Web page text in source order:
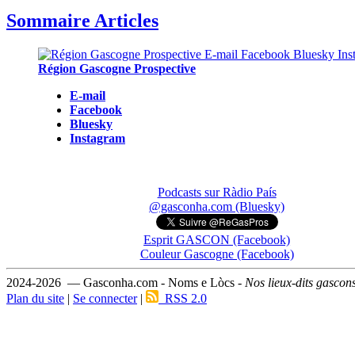
Sommaire Articles
Région Gascogne Prospective
E-mail
Facebook
Bluesky
Instagram
Podcasts sur Ràdio País
@gasconha.com (Bluesky)
Esprit GASCON (Facebook)
Couleur Gascogne (Facebook)
2024-2026 — Gasconha.com - Noms e Lòcs - Nos lieux-dits
Plan du site | Se connecter| RSS 2.0